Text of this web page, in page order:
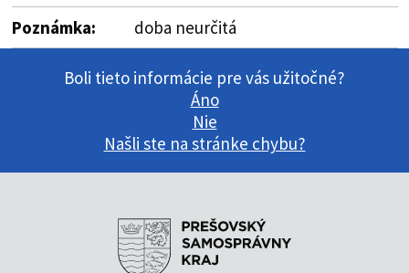
Poznámka:
doba neurčitá
Boli tieto informácie pre vás užitočné?
Áno
Nie
Našli ste na stránke chybu?